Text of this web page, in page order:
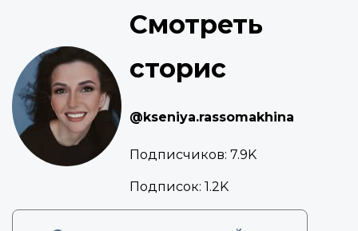
Смотреть
сторис
@kseniya.rassomakhina
Подписчиков: 7.9K
Подписок: 1.2K